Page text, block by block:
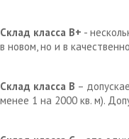
Склад класса В+ -
в новом, но и в
Склад класса В –
менее 1 на 2000 кв. м).